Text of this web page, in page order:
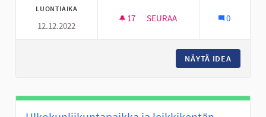
LUONTIAIKA
12.12.2022
17 17 SEURAAJAA
SEURAA 0
NÄYTÄ IDEA